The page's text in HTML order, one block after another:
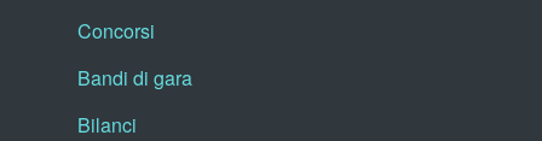
Concorsi
Bandi di gara
Bilanci